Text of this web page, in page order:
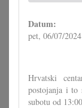
Datum:
pet, 06/07/
Hrvatski
postojanja i to
subotu od